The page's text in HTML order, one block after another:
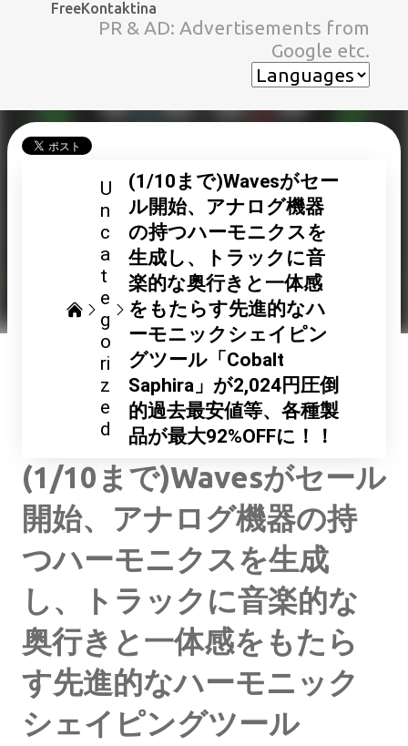
スキップしてメイン コンテンツに移動
FreeKontaktina
PR & AD: Advertisements from
Google etc.
U
n
c
a
t
e
g
o
ri
z
e
d
(1/10まで)Wavesがセー
ル開始、アナログ機器
の持つハーモニクスを
生成し、トラックに音
楽的な奥行きと一体感
をもたらす先進的なハ
ーモニックシェイピン
グツール「Cobalt
Saphira」が2,024円圧倒
的過去最安値等、各種製
品が最大92%OFFに！！
(1/10まで)Wavesがセール
開始、アナログ機器の持
つハーモニクスを生成
し、トラックに音楽的な
奥行きと一体感をもたら
す先進的なハーモニック
シェイピングツール